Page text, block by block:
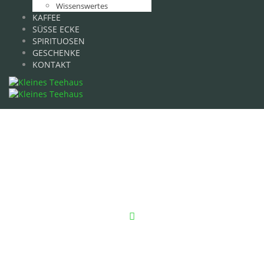
Wissenswertes
KAFFEE
SÜSSE ECKE
SPIRITUOSEN
GESCHENKE
KONTAKT